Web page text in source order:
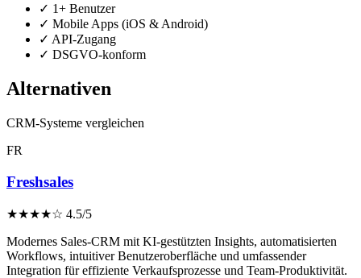
✓ 1+ Benutzer
✓ Mobile Apps (iOS & Android)
✓ API-Zugang
✓ DSGVO-konform
Alternativen
CRM-Systeme vergleichen
FR
Freshsales
★★★★☆ 4.5/5
Modernes Sales-CRM mit KI-gestützten Insights, automatisierten
Workflows, intuitiver Benutzeroberfläche und umfassender
Integration für effiziente Verkaufsprozesse und Team-Produktivität.